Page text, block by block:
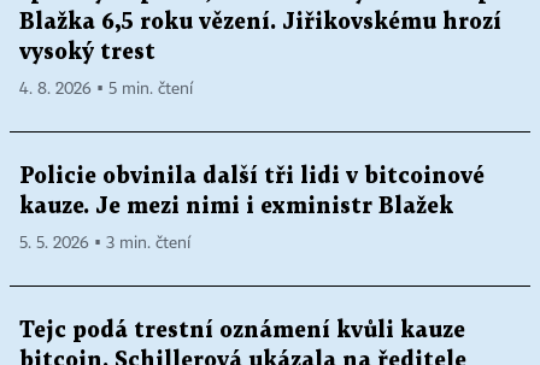
Blažka 6,5 roku vězení. Jiřikovskému hrozí
vysoký trest
4. 8. 2026 ▪ 5 min. čtení
Policie obvinila další tři lidi v bitcoinové
kauze. Je mezi nimi i exministr Blažek
5. 5. 2026 ▪ 3 min. čtení
Tejc podá trestní oznámení kvůli kauze
bitcoin. Schillerová ukázala na ředitele